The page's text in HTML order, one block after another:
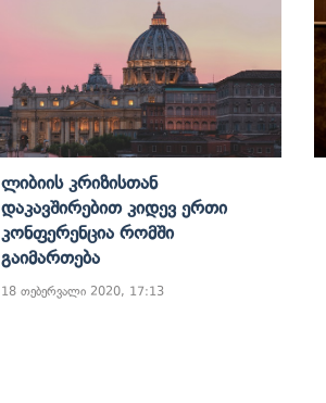
Ლიბიის Კრიზისთან
Დაკავშირებით Კიდევ Ერთი
Კონფერენცია Რომში
Გაიმართება
18 თებერვალი 2020, 17:13